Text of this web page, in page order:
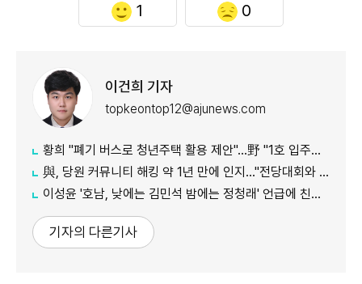
1 0
이건희 기자
topkeontop12@ajunews.com
황희 "폐기 버스로 청년주택 활용 제안"…野 "1호 입주하라"
與, 당원 커뮤니티 해킹 약 1년 만에 인지…"전당대회와 무관"
이성윤 '호남, 낮에는 김민석 밤에는 정청래' 언급에 친명계 반발…"한심한 수준"
기자의 다른기사